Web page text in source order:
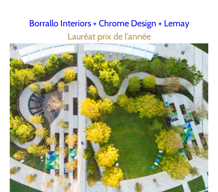
Borrallo Interiors + Chrome Design + Lemay
Lauréat prix de l'année